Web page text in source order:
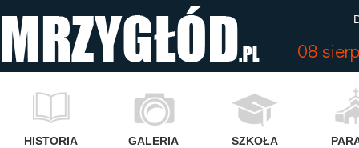
08
HISTORIA GALERIA SZKOŁA